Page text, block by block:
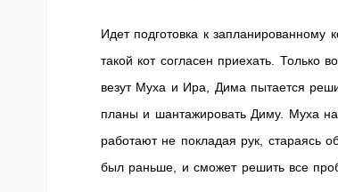
Идет подготовка к
такой кот согласен приехать. Только
везут Муха и Ира, Дима пытается
планы и шантажировать Диму. Муха
работают не покладая рук, стараясь
был раньше, и сможет решить все